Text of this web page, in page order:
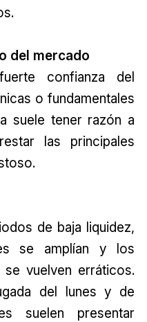
del mercado
confianza del
o fundamentales
suele tener razón a
las principales
de baja liquidez,
se amplían y los
vuelven erráticos.
del lunes y de
suelen presentar